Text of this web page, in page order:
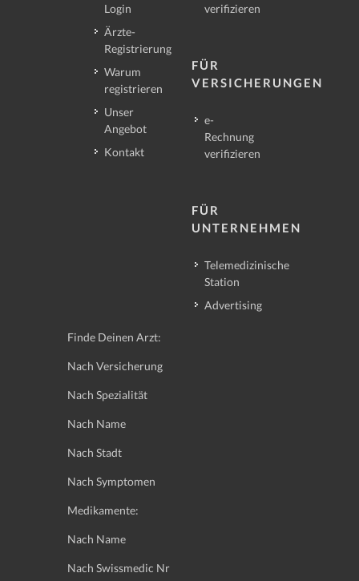
Login
Ärzte-
Registrierung
Warum
registrieren
Unser
Angebot
Kontakt
verifizieren
FÜR
VERSICHERUNGEN
e-
Rechnung
verifizieren
FÜR
UNTERNEHMEN
Telemedizinische
Station
Advertising
Finde Deinen Arzt:
Nach Versicherung
Nach Spezialität
Nach Name
Nach Stadt
Nach Symptomen
Medikamente:
Nach Name
Nach Swissmedic Nr